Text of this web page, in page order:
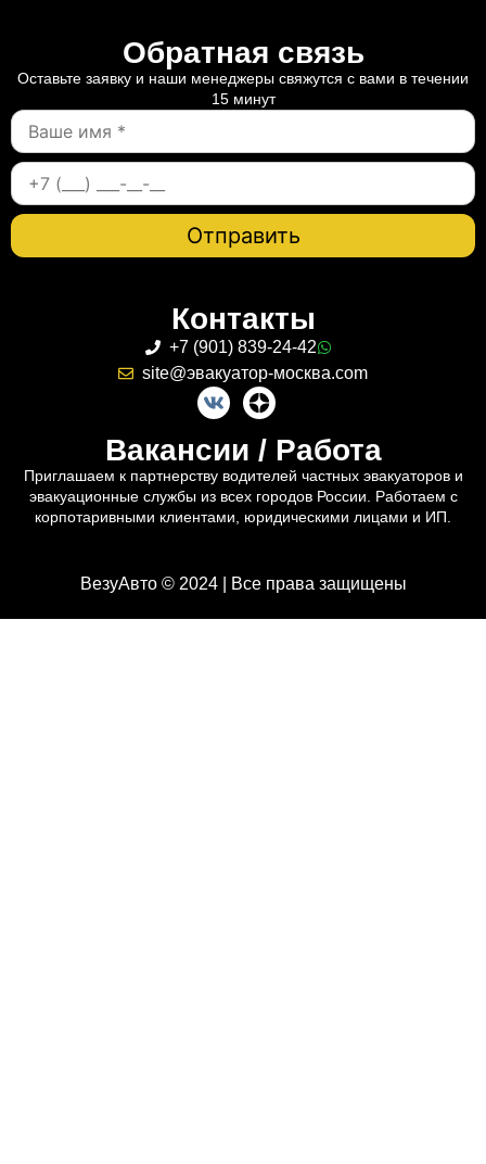
Обратная связь
Оставьте заявку и наши менеджеры свяжутся с вами в течении
15 минут
Контакты
+7 (901) 839-24-42
site@эвакуатор-москва.com
Вакансии / Работа
Приглашаем к партнерству водителей частных эвакуаторов и
эвакуационные службы из всех городов России. Работаем с
корпотаривными клиентами, юридическими лицами и ИП.
ВезуАвто © 2024 | Все права защищены